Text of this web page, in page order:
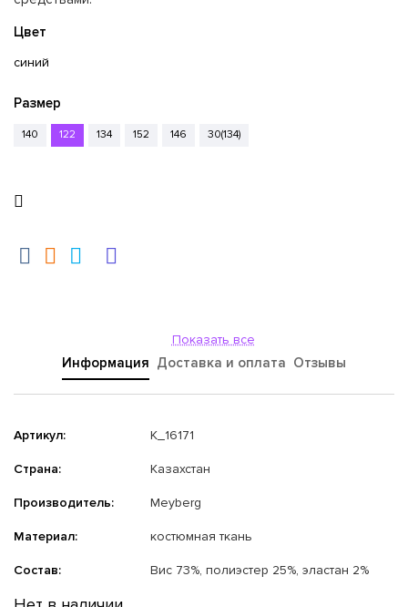
Цвет
синий
Размер
140 122 134 152 146 30(134)
Показать все
Информация Доставка и оплата Отзывы
Артикул: K_16171
Страна: Казахстан
Производитель: Meyberg
Материал: костюмная ткань
Состав: Вис 73%, полиэстер 25%, эластан 2%